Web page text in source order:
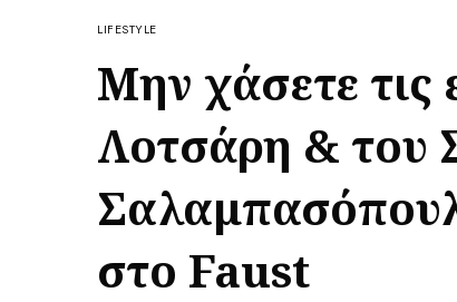
LIFESTYLE
Μην χάσετε τις
Λοτσάρη & του
στο Faust